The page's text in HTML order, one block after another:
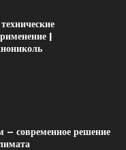
|
– современное решение